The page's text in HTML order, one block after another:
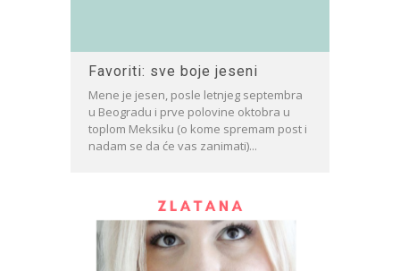
Favoriti: sve boje jeseni
Mene je jesen, posle letnjeg septembra
u Beogradu i prve polovine oktobra u
toplom Meksiku (o kome spremam post i
nadam se da će vas zanimati)...